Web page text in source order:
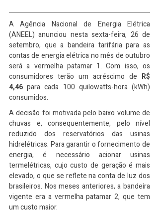
A Agência Nacional de Energia Elétrica
(ANEEL) anunciou nesta sexta-feira, 26 de
setembro, que a bandeira tarifária para as
contas de energia elétrica no mês de outubro
será a vermelha patamar 1. Com isso, os
consumidores terão um acréscimo de R$
4,46 para cada 100 quilowatts-hora (kWh)
consumidos.
A decisão foi motivada pelo baixo volume de
chuvas e, consequentemente, pelo nível
reduzido dos reservatórios das usinas
hidrelétricas. Para garantir o fornecimento de
energia, é necessário acionar usinas
termelétricas, cujo custo de geração é mais
elevado, o que se reflete na conta de luz dos
brasileiros. Nos meses anteriores, a bandeira
vigente era a vermelha patamar 2, que tem
um custo maior.